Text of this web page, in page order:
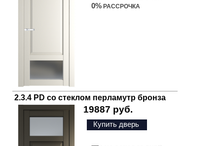
0% РАССРОЧКА
2.3.4 PD со стеклом перламутр бронза
19887 руб.
Купить дверь